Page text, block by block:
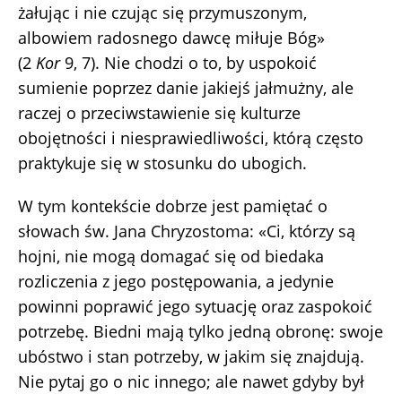
żałując i nie czując się przymuszonym,
albowiem radosnego dawcę miłuje Bóg»
(2 Kor9, 7). Nie chodzi o to, by uspokoić
sumienie poprzez danie jakiejś jałmużny, ale
raczej o przeciwstawienie się kulturze
obojętności i niesprawiedliwości, którą często
praktykuje się w stosunku do ubogich.
W tym kontekście dobrze jest pamiętać o
słowach św. Jana Chryzostoma: «Ci, którzy są
hojni, nie mogą domagać się od biedaka
rozliczenia z jego postępowania, a jedynie
powinni poprawić jego sytuację oraz zaspokoić
potrzebę. Biedni mają tylko jedną obronę: swoje
ubóstwo i stan potrzeby, w jakim się znajdują.
Nie pytaj go o nic innego; ale nawet gdyby był